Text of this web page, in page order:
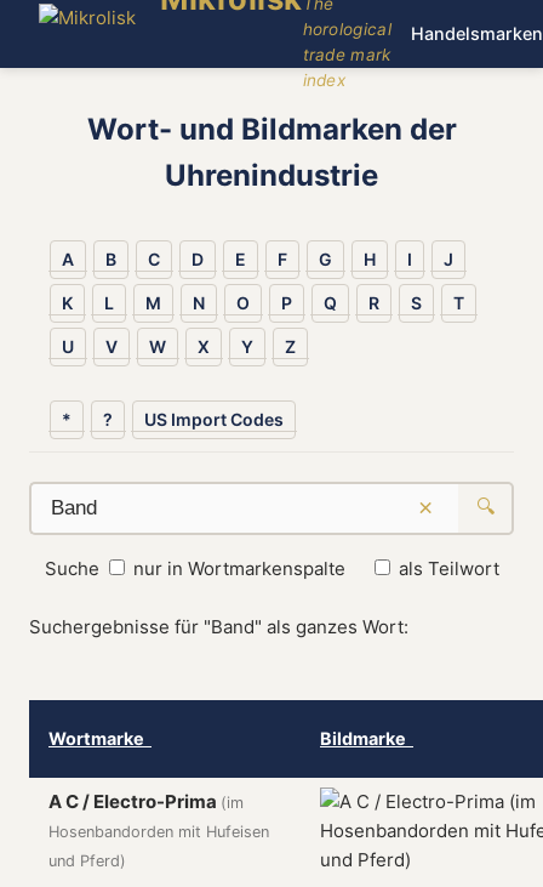
horological
trade mark
index
Handelsmarken
Wort- und Bildmarken der
Uhrenindustrie
A B C D E F G H I J
K L M N O P Q R S T
U V W X Y Z
* ? US Import Codes
× 🔍
Suche nur in Wortmarkenspalte als Teilwort
Suchergebnisse für "Band" als ganzes Wort:
Wortmarke Bildmarke
A C / Electro-Prima (im
Hosenbandorden mit Hufeisen
und Pferd)